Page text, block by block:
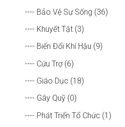
---- Bảo Vệ Sự Sống (36)
---- Khuyết Tật (3)
---- Biến Đổi Khí Hậu (9)
---- Cứu Trợ (6)
---- Giáo Dục (18)
---- Gây Quỹ (0)
---- Phát Triển Tổ Chức (1)